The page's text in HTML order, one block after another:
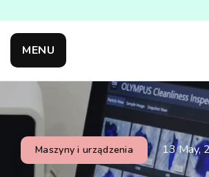
MENU
Maszyny i urządzenia 13 May,